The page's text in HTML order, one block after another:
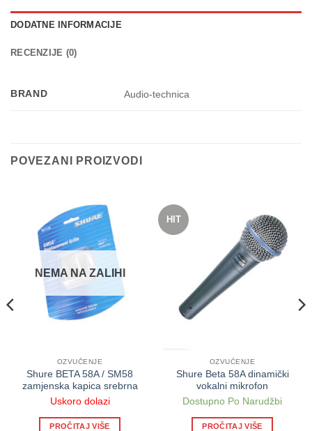
DODATNE INFORMACIJE
RECENZIJE (0)
BRAND Audio-technica
POVEZANI PROIZVODI
NEMA NA ZALIHI
OZVUČENJE
Shure BETA 58A / SM58
zamjenska kapica srebrna
Uskoro dolazi
PROČITAJ VIŠE
HIT
OZVUČENJE
Shure Beta 58A dinamički
vokalni mikrofon
Dostupno Po Narudžbi
PROČITAJ VIŠE